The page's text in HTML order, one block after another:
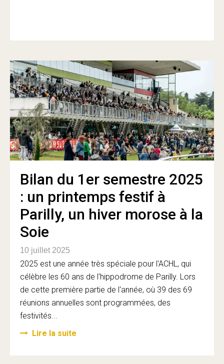
Bilan du 1er semestre 2025
: un printemps festif à
Parilly, un hiver morose à la
Soie
10 juillet 2025
2025 est une année très spéciale pour l'ACHL, qui
célèbre les 60 ans de l'hippodrome de Parilly. Lors
de cette première partie de l'année, où 39 des 69
réunions annuelles sont programmées, des
festivités...
Lire la suite